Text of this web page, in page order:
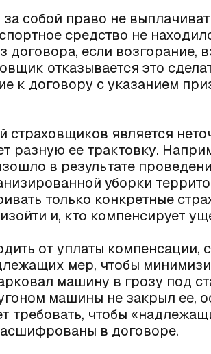
собой право не
средство не
договора, если возгорание,
отказывается это
к договору с указанием
является
разную ее трактовку.
в результате
уборки
только конкретные
и, кто компенсирует
от уплаты компенсации,
мер, чтобы
машину в грозу под
машины не закрыл ее,
требовать, чтобы
в договоре.